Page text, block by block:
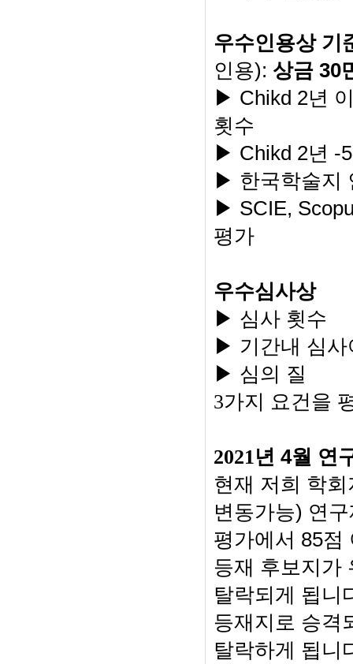
우수인용상 기
인용): 상금 30
▶ Chikd 2년
횟수
▶ Chikd 2년 -5
▶ 한국학술지
▶ SCIE,
평가
우수심사상
▶ 심사 횟수
▶ 기간내 심사
▶ 심의 질
3가지 요건을
2021년 4월 연
현재 저희 학
변동가능) 연
평가에서 85점
등재 후보지가
탈락되게 됩니
등재지로 승격
탈락하게 됩니